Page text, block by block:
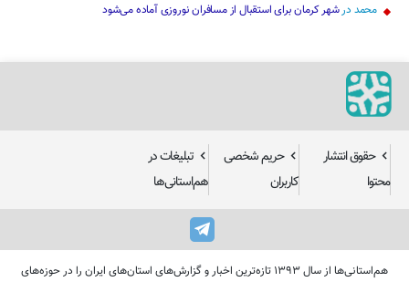
محمد درشهر کرمان برای استقبال از مسافران نوروزی آماده می‌شود
حقوق انتشار
محتوا
حریم شخصی
کاربران
تبلیغات در
هم‌استانی‌ها
هم‌استانی‌ها از سال ۱۳۹۳ تازه‌ترین اخبار و گزارش‌های استان‌های ایران را در حوزه‌های